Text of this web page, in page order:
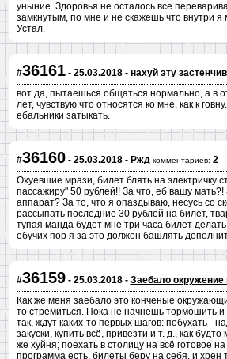
уныние. Здоровья не осталось все
замкнутым, по мне и не скажешь что внутри
Устал.
#36161- 25.03.2018 - нахуй эту
вот да, пытаешься общаться нормально, а в
лет, чувствую что относятся ко мне, как к
ебальники затыкать.
#36160- 25.03.2018 - Ржд комментариев: 2
Охуевшие мрази, билет блять на электричку
пассажиру" 50 рублей!! За что, еб вашу
аппарат? За то, что я опаздываю, несусь со
рассыпать последние 30 рублей на билет,
тупая манда будет мне три часа билет
ебучих пор я за это должен башлять
#36159- 25.03.2018 - Заебало окружение
Как же меня заебало это конченые
то стремиться. Пока не начнёшь тормошить
так, ждут каких-то первых шагов: побухать -
закуски, купить всё, привезти и т. д., как
же хуйня; поехать в столицу на всё готовое
программа есть, билеты беру на себя, и хрен